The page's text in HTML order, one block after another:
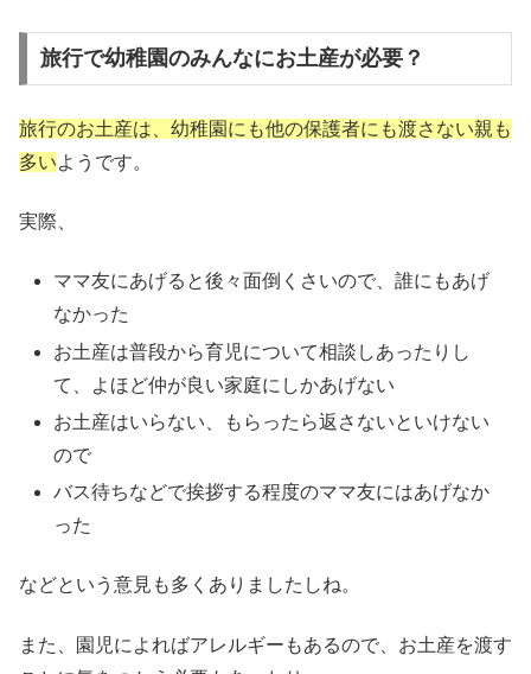
旅行で幼稚園のみんなにお土産が必要？
旅行のお土産は、幼稚園にも他の保護者にも渡さない親も
多いようです。
実際、
ママ友にあげると後々面倒くさいので、誰にもあげ
なかった
お土産は普段から育児について相談しあったりし
て、よほど仲が良い家庭にしかあげない
お土産はいらない、もらったら返さないといけない
ので
バス待ちなどで挨拶する程度のママ友にはあげなか
った
などという意見も多くありましたしね。
また、園児によればアレルギーもあるので、お土産を渡す